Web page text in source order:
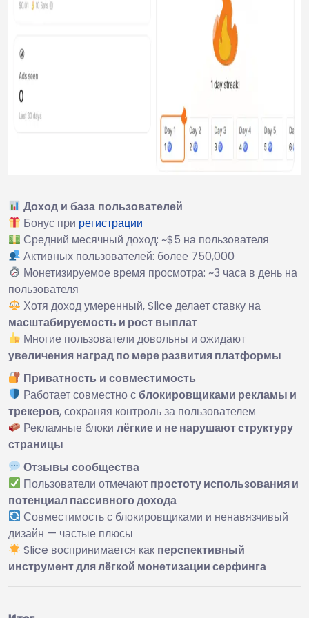
Доход и база пользователей
Бонус при регистрации
Средний месячный доход: ~$5 на пользователя
Активных пользователей: более 750,000
Монетизируемое время просмотра: ~3 часа в день на
пользователя
Хотя доход умеренный, Slice делает ставку на
масштабируемость и рост выплат
Многие пользователи довольны и ожидают
увеличения наград по мере развития платформы
Приватность и совместимость
Работает совместно сблокировщиками рекламы и
трекеров, сохраняя контроль за пользователем
Рекламные блокилёгкие и не нарушают структуру
страницы
Отзывы сообщества
Пользователи отмечают простоту использования и
потенциал пассивного дохода
Совместимость с блокировщиками и ненавязчивый
дизайн — частые плюсы
Slice воспринимается как перспективный
инструмент для лёгкой монетизации серфинга